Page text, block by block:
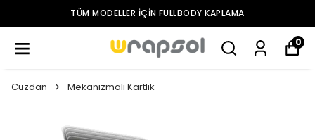
TÜM MODELLER IÇIN FULLBODY KAPLAMA
0
Cüzdan Mekanizmalı Kartlık